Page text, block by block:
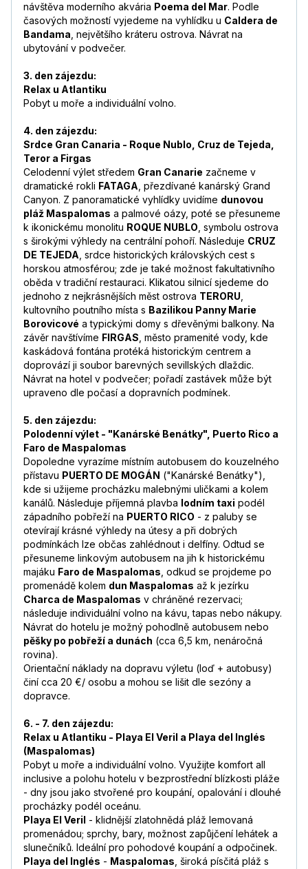
návštěva moderního akvária Poema del Mar. Podle
časových možností vyjedeme na vyhlídku u Caldera de
Bandama , největšího kráteru ostrova. Návrat na
ubytování v podvečer.
3. den zájezdu:
Relax u Atlantiku
Pobyt u moře a individuální volno.
4. den zájezdu:
Srdce Gran Canaria - Roque Nublo, Cruz de Tejeda,
Teror a Firgas
Celodenní výlet středem Gran Canarie začneme v
dramatické rokli FATAGA , přezdívané kanárský Grand
Canyon. Z panoramatické vyhlídky uvidíme dunovou
pláž Maspalomas a palmové oázy, poté se přesuneme
k ikonickému monolitu ROQUE NUBLO , symbolu ostrova
s širokými výhledy na centrální pohoří. Následuje CRUZ
DE TEJEDA , srdce historických královských cest s
horskou atmosférou; zde je také možnost fakultativního
oběda v tradiční restauraci. Klikatou silnicí sjedeme do
jednoho z nejkrásnějších měst ostrova TERORU
kultovního poutního místa s Bazilikou Panny Marie
Borovicové a typickými domy s dřevěnými balkony. Na
závěr navštívíme FIRGAS , město pramenité vody, kde
kaskádová fontána protéká historickým centrem a
doprovází ji soubor barevných sevillských dlaždic.
Návrat na hotel v podvečer; pořadí zastávek může být
upraveno dle počasí a dopravních podmínek.
5. den zájezdu:
Polodenní výlet - "Kanárské Benátky", Puerto Rico a
Faro de Maspalomas
Dopoledne vyrazíme místním autobusem do kouzelného
přístavu PUERTO DE MOGÁN ("Kanárské Benátky"),
kde si užijeme procházku malebnými uličkami a kolem
kanálů. Následuje příjemná plavba lodním taxi podél
západního pobřeží na PUERTO RICO - z paluby se
otevírají krásné výhledy na útesy a při dobrých
podmínkách lze občas zahlédnout i delfíny. Odtud se
přesuneme linkovým autobusem na jih k historickému
majáku Faro de Maspalomas , odkud se projdeme po
promenádě kolem dun Maspalomas až k jezírku
Charca de Maspalomas v chráněné rezervaci;
následuje individuální volno na kávu, tapas nebo nákupy.
Návrat do hotelu je možný pohodlně autobusem nebo
pěšky po pobřeží a dunách (cca 6,5 km, nenáročná
rovina).
Orientační náklady na dopravu výletu (loď + autobusy)
činí cca 20 €/ osobu a mohou se lišit dle sezóny a
dopravce.
6. - 7. den zájezdu:
Relax u Atlantiku - Playa El Veril a Playa del Inglés
(Maspalomas)
Pobyt u moře a individuální volno. Využijte komfort all
inclusive a polohu hotelu v bezprostřední blízkosti pláže
- dny jsou jako stvořené pro koupání, opalování i dlouhé
procházky podél oceánu.
Playa El Veril - klidnější zlatohnědá pláž lemovaná
promenádou; sprchy, bary, možnost zapůjčení lehátek a
slunečníků. Ideální pro pohodové koupání a odpočinek.
Playa del Inglés - Maspalomas , široká písčitá pláž s